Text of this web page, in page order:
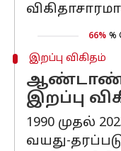
66% %
இறப்பு விகிதம்
இறப்பு
1990 முதல்
வயது-